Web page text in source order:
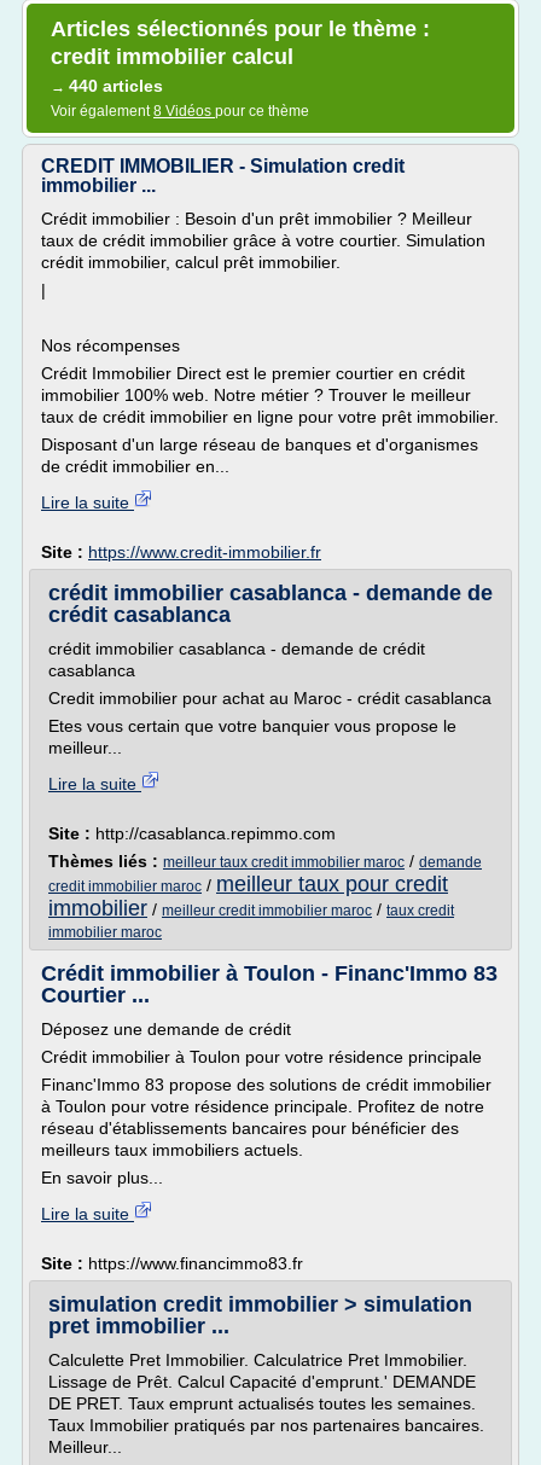
Articles sélectionnés pour le thème :
credit immobilier calcul
→ 440 articles
Voir également8 Vidéos pour ce thème
CREDIT IMMOBILIER - Simulation credit
immobilier ...
Crédit immobilier : Besoin d'un prêt immobilier ? Meilleur
taux de crédit immobilier grâce à votre courtier. Simulation
crédit immobilier, calcul prêt immobilier.
|
Nos récompenses
Crédit Immobilier Direct est le premier courtier en crédit
immobilier 100% web. Notre métier ? Trouver le meilleur
taux de crédit immobilier en ligne pour votre prêt immobilier.
Disposant d'un large réseau de banques et d'organismes
de crédit immobilier en...
Lire la suite
Site : https://www.credit-immobilier.fr
crédit immobilier casablanca - demande de
crédit casablanca
crédit immobilier casablanca - demande de crédit
casablanca
Credit immobilier pour achat au Maroc - crédit casablanca
Etes vous certain que votre banquier vous propose le
meilleur...
Lire la suite
Site : http://casablanca.repimmo.com
Thèmes liés : meilleur taux credit immobilier maroc / demande
credit immobilier maroc / meilleur taux pour credit
immobilier / meilleur credit immobilier maroc / taux credit
immobilier maroc
Crédit immobilier à Toulon - Financ'Immo 83
Courtier ...
Déposez une demande de crédit
Crédit immobilier à Toulon pour votre résidence principale
Financ'Immo 83 propose des solutions de crédit immobilier
à Toulon pour votre résidence principale. Profitez de notre
réseau d'établissements bancaires pour bénéficier des
meilleurs taux immobiliers actuels.
En savoir plus...
Lire la suite
Site : https://www.financimmo83.fr
simulation credit immobilier > simulation
pret immobilier ...
Calculette Pret Immobilier. Calculatrice Pret Immobilier.
Lissage de Prêt. Calcul Capacité d'emprunt.' DEMANDE
DE PRET. Taux emprunt actualisés toutes les semaines.
Taux Immobilier pratiqués par nos partenaires bancaires.
Meilleur...